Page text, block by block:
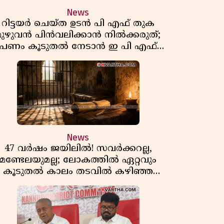
News
റിട്ടയർ ചെയ്ത ഉടൻ പി എഫ് തുക
പിൻവലിക്കാൻ നിൽക്കരുത്;
കൂടുതൽ നേടാൻ ഇ പി എഫ്
ഒയുടെ നിയമം അറിയാം
News
47 വർഷം ജയിലിൽ! സവർക്കറല്ല,
മണ്ടേലയുമല്ല; ലോകത്തിൽ ഏറ്റവും
കൂടുതൽ കാലം തടവിൽ കഴിഞ്ഞ
തടവുകാരൻ ഇദ്ദേഹം! ഒരു
സ്വാതന്ത്ര്യസമര സേനാനിയുടെ
വേറിട്ട കഥ